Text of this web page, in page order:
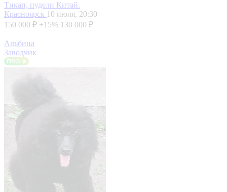
Тикап, пудели Китай.
Красноярск 10 июля, 20:30
150 000 ₽ +15% 130 000 ₽
Альбина
Заводчик